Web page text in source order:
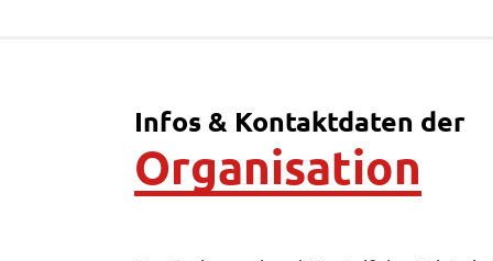
Infos & Kontaktdaten der
Organisation